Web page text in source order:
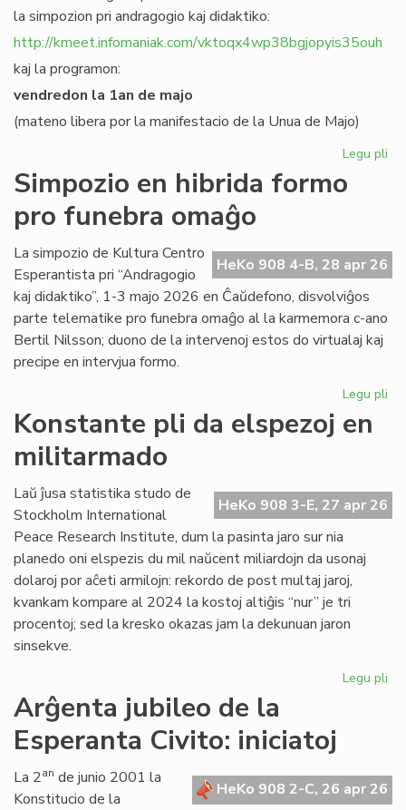
la simpozion pri andragogio kaj didaktiko:
http://kmeet.infomaniak.com/vktoqx4wp38bgjopyis35ouh
kaj la programon:
vendredon la 1an de majo
(mateno libera por la manifestacio de la Unua de Majo)
Legu pli
Simpozio en hibrida formo
pro funebra omaĝo
HeKo 908 4-B, 28 apr 26
La simpozio de Kultura Centro
Esperantista pri “Andragogio
kaj didaktiko”, 1-3 majo 2026 en Ĉaŭdefono, disvolviĝos
parte telematike pro funebra omaĝo al la karmemora c-ano
Bertil Nilsson; duono de la intervenoj estos do virtualaj kaj
precipe en intervjua formo.
Legu pli
pro
Konstante pli da elspezoj en
militarmado
HeKo 908 3-E, 27 apr 26
Laŭ ĵusa statistika studo de
Stockholm International
Peace Research Institute, dum la pasinta jaro sur nia
planedo oni elspezis du mil naŭcent miliardojn da usonaj
dolaroj por aĉeti armilojn: rekordo de post multaj jaroj,
kvankam kompare al 2024 la kostoj altiĝis “nur” je tri
procentoj; sed la kresko okazas jam la dekunuan jaron
sinsekve.
Legu pli
en
Arĝenta jubileo de la
Esperanta Civito: iniciatoj
HeKo 908 2-C, 26 apr 26
La 2an de junio 2001 la
Konstitucio de la